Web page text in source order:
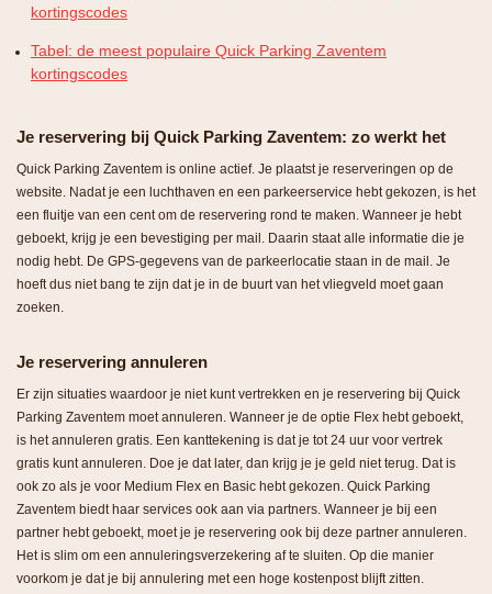
kortingscodes
Tabel: de meest populaire Quick Parking Zaventem
kortingscodes
Je reservering bij Quick Parking Zaventem: zo werkt het
Quick Parking Zaventem is online actief. Je plaatst je reserveringen op de
website. Nadat je een luchthaven en een parkeerservice hebt gekozen, is het
een fluitje van een cent om de reservering rond te maken. Wanneer je hebt
geboekt, krijg je een bevestiging per mail. Daarin staat alle informatie die je
nodig hebt. De GPS-gegevens van de parkeerlocatie staan in de mail. Je
hoeft dus niet bang te zijn dat je in de buurt van het vliegveld moet gaan
zoeken.
Je reservering annuleren
Er zijn situaties waardoor je niet kunt vertrekken en je reservering bij Quick
Parking Zaventem moet annuleren. Wanneer je de optie Flex hebt geboekt,
is het annuleren gratis. Een kanttekening is dat je tot 24 uur voor vertrek
gratis kunt annuleren. Doe je dat later, dan krijg je je geld niet terug. Dat is
ook zo als je voor Medium Flex en Basic hebt gekozen. Quick Parking
Zaventem biedt haar services ook aan via partners. Wanneer je bij een
partner hebt geboekt, moet je je reservering ook bij deze partner annuleren.
Het is slim om een annuleringsverzekering af te sluiten. Op die manier
voorkom je dat je bij annulering met een hoge kostenpost blijft zitten.